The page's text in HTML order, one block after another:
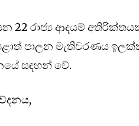
22 රාජ්‍ය ආදයම්
පළාත් පාලන මැතිවරණය
සඳහන් වේ.